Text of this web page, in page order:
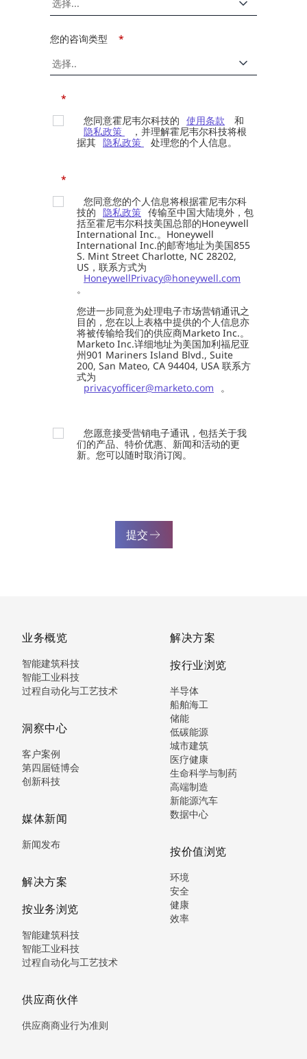
*
您的咨询类型
*
您同意霍尼韦尔科技的 使用条款
和
隐私政策
，并理解霍尼韦尔科技将根
据其 隐私政策 处理您的个人信息。
*
您同意您的个人信息将根据霍尼韦尔科
技的 隐私政策 传输至中国大陆境外，包
括至霍尼韦尔科技美国总部的Honeywell
International Inc.。Honeywell
International Inc.的邮寄地址为美国855
S. Mint Street Charlotte, NC 28202,
US，联系方式为
HoneywellPrivacy@honeywell.com
。
您进一步同意为处理电子市场营销通讯之
目的，您在以上表格中提供的个人信息亦
将被传输给我们的供应商Marketo Inc.。
Marketo Inc.详细地址为美国加利福尼亚
州901 Mariners Island Blvd., Suite
200, San Mateo, CA 94404, USA 联系方
式为
privacyofficer@marketo.com
。
您愿意接受营销电子通讯，包括关于我
们的产品、特价优惠、新闻和活动的更
新。您可以随时取消订阅。
提交
业务概览
智能建筑科技
智能工业科技
过程自动化与工艺技术
洞察中心
客户案例
第四届链博会
创新科技
媒体新闻
新闻发布
解决方案
按业务浏览
智能建筑科技
智能工业科技
过程自动化与工艺技术
供应商伙伴
供应商商业行为准则
解决方案
按行业浏览
半导体
船舶海工
储能
低碳能源
城市建筑
医疗健康
生命科学与制药
高端制造
新能源汽车
数据中心
按价值浏览
环境
安全
健康
效率